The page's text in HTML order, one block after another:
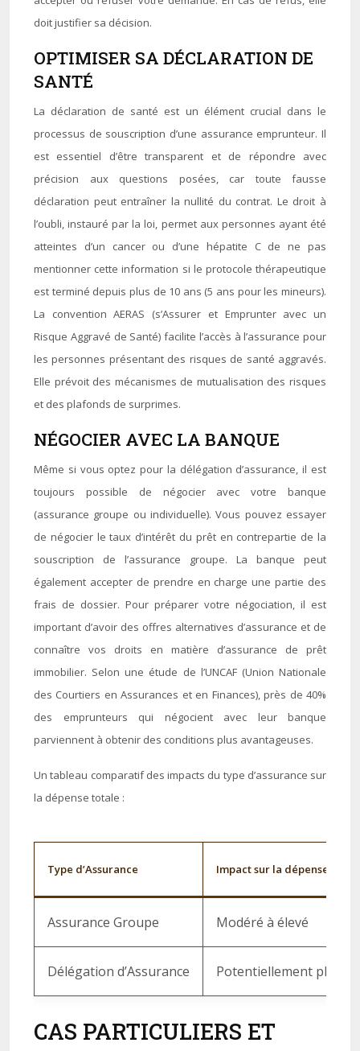
doit justifier sa décision.
OPTIMISER SA DÉCLARATION DE
SANTÉ
La déclaration de santé est un élément crucial dans le
processus de souscription d’une assurance emprunteur. Il
est essentiel d’être transparent et de répondre avec
précision aux questions posées, car toute fausse
déclaration peut entraîner la nullité du contrat. Le droit à
l’oubli, instauré par la loi, permet aux personnes ayant été
atteintes d’un cancer ou d’une hépatite C de ne pas
mentionner cette information si le protocole thérapeutique
est terminé depuis plus de 10 ans (5 ans pour les mineurs).
La convention AERAS (s’Assurer et Emprunter avec un
Risque Aggravé de Santé) facilite l’accès à l’assurance pour
les personnes présentant des risques de santé aggravés.
Elle prévoit des mécanismes de mutualisation des risques
et des plafonds de surprimes.
NÉGOCIER AVEC LA BANQUE
Même si vous optez pour la délégation d’assurance, il est
toujours possible de négocier avec votre banque
(assurance groupe ou individuelle). Vous pouvez essayer
de négocier le taux d’intérêt du prêt en contrepartie de la
souscription de l’assurance groupe. La banque peut
également accepter de prendre en charge une partie des
frais de dossier. Pour préparer votre négociation, il est
important d’avoir des offres alternatives d’assurance et de
connaître vos droits en matière d’assurance de prêt
immobilier. Selon une étude de l’UNCAF (Union Nationale
des Courtiers en Assurances et en Finances), près de 40%
des emprunteurs qui négocient avec leur banque
parviennent à obtenir des conditions plus avantageuses.
Un tableau comparatif des impacts du type d’assurance sur
la dépense totale :
Type d’Assurance Impact sur la dépense
Assurance Groupe Modéré à élevé
Délégation d’Assurance Potentiellement plus
CAS PARTICULIERS ET